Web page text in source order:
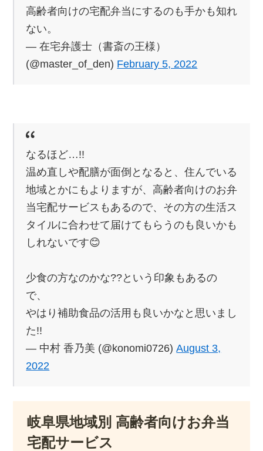
高齢者向けの宅配弁当にするのも手かも知れ
ない。
— 在宅弁護士（書斎の王様）
(@master_of_den) February 5, 2022
なるほど…!!
温め直しや配膳が面倒となると、住んでいる
地域とかにもよりますが、高齢者向けのお弁
当宅配サービスもあるので、その方の生活ス
タイルに合わせて届けてもらうのも良いかも
しれないです😊
少食の方なのかな??という印象もあるの
で、
やはり補助食品の活用も良いかなと思いまし
た!!
— 中村 香乃美 (@konomi0726)August 3,
2022
岐阜県地域別 高齢者向けお弁当
宅配サービス